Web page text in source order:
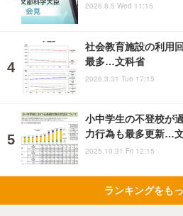
2026.8.5 Wed 11:15
社会教育施設の利用
最多…文科省
2026.3.31 Tue 17:15
小中学生の不登校が
力行為も最多更新…
2025.10.31 Fri 12:15
ランキングをも